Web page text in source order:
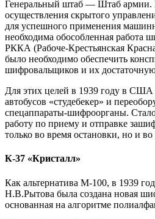
Генеральный штаб — Штаб армии.
осуществления скрытого
для успешного применения
необходима обособленная работа
РККА (Рабоче-Крестьянская
было необходимо обеспечить
шифровальщиков и их
Для этих целей в 1939 году в
автобусов «студебекер» и
спецаппараты-шифроорганы.
работу по приему и отправке
только во время остановки, но и
К-37 «Кристалл»
Как альтернатива М-100, в 1939
Н.В.Рытова была создана новая
основанная на алгоритме